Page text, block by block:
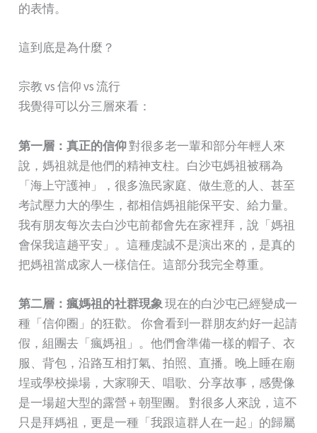
的表情。
這到底是為什麼？
宗教 vs 信仰 vs 流行
我覺得可以分三層來看：
第一層：真正的信仰對很多老一輩和部分年輕人來
說，媽祖就是他們的精神支柱。白沙屯媽祖被稱為
「海上守護神」，很多漁民家庭、做生意的人、甚至
考試壓力大的學生，都相信媽祖能保平安、給力量。
我有朋友每次去白沙屯前都會先在家裡拜，說「媽祖
會保我這趟平安」。這種虔誠不是演出來的，是真的
把媽祖當成家人一樣信任。這部分我完全尊重。
第二層：瘋媽祖的社群現象現在的白沙屯已經變成一
種「信仰圈」的狂歡。 你會看到一群朋友約好一起請
假，組團去「瘋媽祖」。他們會準備一樣的帽子、衣
服、背包，沿路互相打氣、拍照、直播。晚上睡在廟
埕或學校操場，大家聊天、唱歌、分享故事，感覺像
是一場超大型的露營＋朝聖團。 對很多人來說，這不
只是拜媽祖，更是一種「我跟這群人在一起」的歸屬